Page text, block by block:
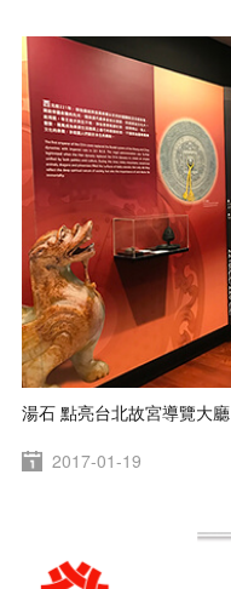
湯石 點亮台北故宮導覽大廳
2017-01-19